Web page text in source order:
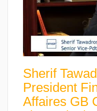
Sherif
President
Affaires GB